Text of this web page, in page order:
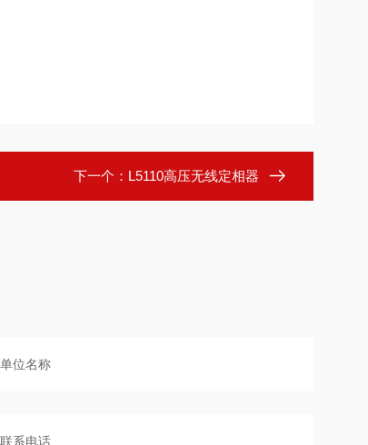
下一个： L5110高压无线定相器